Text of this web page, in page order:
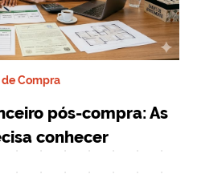
Compra
pós-compra: As
conhecer